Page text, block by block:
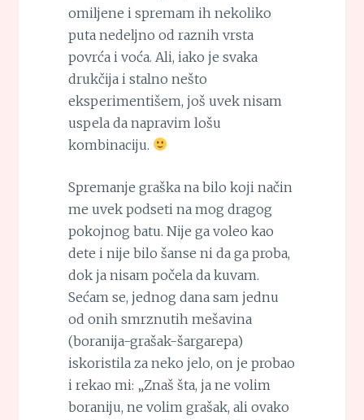
omiljene i spremam ih nekoliko
puta nedeljno od raznih vrsta
povrća i voća. Ali, iako je svaka
drukčija i stalno nešto
eksperimentišem, još uvek nisam
uspela da napravim lošu
kombinaciju.
Spremanje graška na bilo koji način
me uvek podseti na mog dragog
pokojnog batu. Nije ga voleo kao
dete i nije bilo šanse ni da ga proba,
dok ja nisam počela da kuvam.
Sećam se, jednog dana sam jednu
od onih smrznutih mešavina
(boranija-grašak-šargarepa)
iskoristila za neko jelo, on je probao
i rekao mi: „Znaš šta, ja ne volim
boraniju, ne volim grašak, ali ovako